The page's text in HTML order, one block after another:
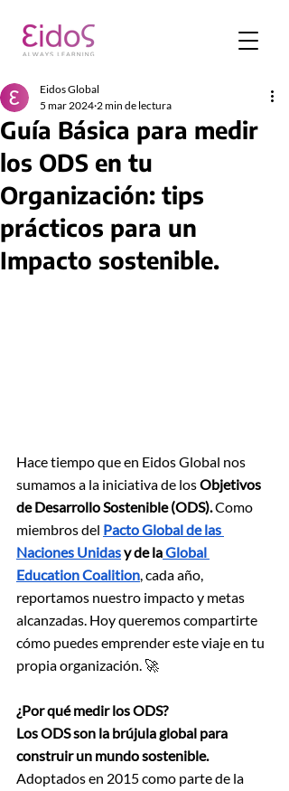
Guía Básica para medir
los ODS en tu
Organización: tips
prácticos para un
Impacto sostenible.
Eidos Global
5 mar 2024 2 min de lectura
Hace tiempo que en Eidos Global nos
sumamos a la iniciativa de los Objetivos
de Desarrollo Sostenible (ODS). Como
miembros del Pacto Global de las
Naciones Unidas y de la Global
Education Coalition, cada año,
reportamos nuestro impacto y metas
alcanzadas. Hoy queremos compartirte
cómo puedes emprender este viaje en tu
propia organización. 🚀
¿Por qué medir los ODS?
Los ODS son la brújula global para
construir un mundo sostenible.
Adoptados en 2015 como parte de la